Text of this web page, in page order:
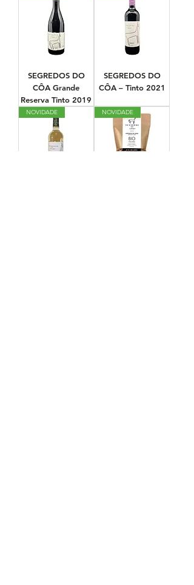
SEGREDOS DO
CÔA Grande
Reserva Tinto 2019
SEGREDOS DO
CÔA – Tinto 2021
NOVIDADE NOVIDADE